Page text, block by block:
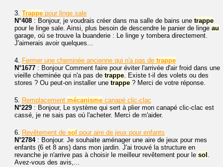
3. Trappe pour linge sale
N°408 : Bonjour, je voudrais créer dans ma salle de bains une trappe
pour le linge sale. Ainsi, plus besoin de descendre le panier de linge au
garage, où se trouve la buanderie : Le linge y tombera directement.
J'aimerais avoir quelques...
4. Fermer une cheminée ancienne qui n'a pas de trappe
N°1677 : Bonjour Comment faire pour éviter l'arrivée d'air froid dans une
vieille cheminée qui n'a pas de trappe . Existe t-il des volets ou des
stores ? Ou peut-on installer une trappe ? Merci de votre réponse.
5. Remplacement mécanisme canapé clic-clac
N°229 : Bonjour, Le système qui sert à plier mon canapé clic-clac est
cassé, je ne sais pas où l'acheter. Merci de m'aider.
6. Revêtement de sol pour aire de jeux pour enfants
N°2784: Bonjour. Je souhaite aménager une aire de jeux pour mes
enfants (6 et 8 ans) dans mon jardin. J'ai trouvé la structure en
revanche je n'arrive pas à choisir le meilleur revêtement pour le sol
Avez-vous des avis,...